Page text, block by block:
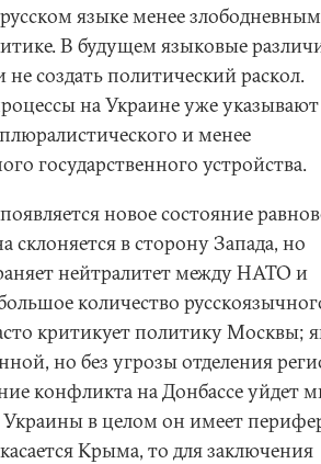
языке менее
В будущем языковые
создать политический раскол.
на Украине уже
и менее
государственного устройства.
новое состояние
склоняется в сторону Запада, но
нейтралитет между НАТО и
количество
критикует политику Москвы;
но без угрозы отделения
конфликта на Донбассе уйдет
Украины в целом он имеет
Крыма, то для заключения